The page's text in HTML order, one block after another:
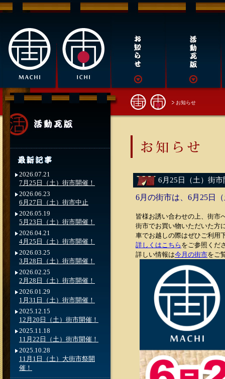
お知らせ
6月25日（土）街市
6月の街市は、6月25日
皆様お誘い合わせの上、街市
街市でお買い物いただいた方
車でお越しの際はぜひご利用
詳しくはこちら をご参照くだ
詳しい情報は今月の街市をご
2026.07.21
7月25日（土）街市開催！
2026.06.23
6月27日（土）街市中止
2026.05.19
5月23日（土）街市開催！
2026.04.21
4月25日（土）街市開催！
2026.03.25
3月28日（土）街市開催！
2026.02.25
2月28日（土）街市開催！
2026.01.29
1月31日（土）街市開催！
2025.12.15
12月20日（土）街市開催！
2025.11.18
11月22日（土）街市開催！
2025.10.28
11月1日（土）大街市祭開
催！